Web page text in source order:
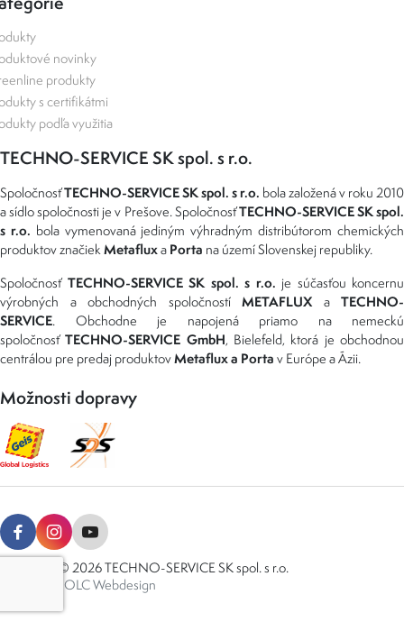
novinky
produkty
s certifikátmi
podľa využitia
TECHNO-SERVICE SK spol. s r.o.
SpoločnosťTECHNO-SERVICE SK spol. s r.o. bola založená v roku 2010
a sídlo spoločnosti je v Prešove. SpoločnosťTECHNO-SERVICE SK spol.
s r.o. bola vymenovaná jediným výhradným distribútorom chemických
produktov značiekMetafluxa Porta na území Slovenskej republiky.
Spoločnosť TECHNO-SERVICE SK spol. s r.o. je súčasťou koncernu
výrobných a obchodných spoločností METAFLUXa TECHNO-
SERVICE. Obchodne je napojená priamo na nemeckú
spoločnosťTECHNO-SERVICE GmbH, Bielefeld, ktorá je obchodnou
centrálou pre predaj produktovMetaflux a Porta v Európe a Ázii.
Možnosti dopravy
Copyright © 2026 TECHNO-SERVICE SK spol. s r.o.
OLC Webdesign